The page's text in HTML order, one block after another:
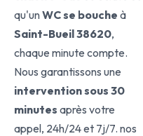
qu'unWC se bouche à
Saint-Bueil 38620,
chaque minute compte.
Nous garantissons une
intervention sous 30
minutes après votre
appel, 24h/24 et 7j/7. nos